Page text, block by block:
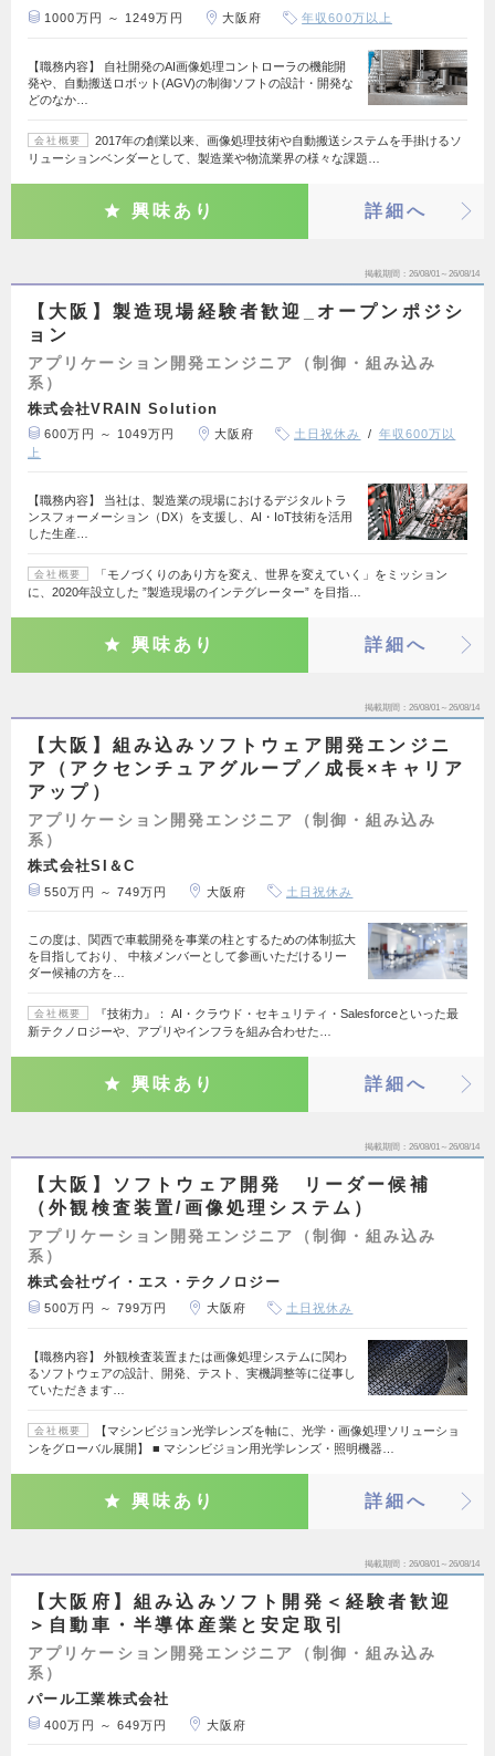
1000万円 ～ 1249万円 大阪府 年収600万以上
【職務内容】 自社開発のAI画像処理コントローラの機能開
発や、自動搬送ロボット(AGV)の制御ソフトの設計・開発な
どのなか…
会社概要
2017年の創業以来、画像処理技術や自動搬送システムを手掛けるソ
リューションベンダーとして、製造業や物流業界の様々な課題…
興味あり 詳細へ
掲載期間 26/08/01～26/08/14
【大阪】製造現場経験者歓迎_オープンポジシ
ョン
アプリケーション開発エンジニア（制御・組み込み
系）
株式会社VRAIN Solution
600万円 ～ 1049万円 大阪府 土日祝休み
年収600万以
上
【職務内容】 当社は、製造業の現場におけるデジタルトラ
ンスフォーメーション（DX）を支援し、AI・IoT技術を活用
した生産…
会社概要
「モノづくりのあり方を変え、世界を変えていく」をミッション
に、2020年設立した ”製造現場のインテグレーター” を目指…
興味あり 詳細へ
掲載期間 26/08/01～26/08/14
【大阪】組み込みソフトウェア開発エンジニ
ア（アクセンチュアグループ／成長×キャリア
アップ）
アプリケーション開発エンジニア（制御・組み込み
系）
株式会社SI＆C
550万円 ～ 749万円 大阪府 土日祝休み
この度は、関西で車載開発を事業の柱とするための体制拡大
を目指しており、 中核メンバーとして参画いただけるリー
ダー候補の方を…
会社概要
『技術力』： AI・クラウド・セキュリティ・Salesforceといった最
新テクノロジーや、アプリやインフラを組み合わせた…
興味あり 詳細へ
掲載期間 26/08/01～26/08/14
【大阪】ソフトウェア開発 リーダー候補
（外観検査装置/画像処理システム）
アプリケーション開発エンジニア（制御・組み込み
系）
株式会社ヴイ・エス・テクノロジー
500万円 ～ 799万円 大阪府 土日祝休み
【職務内容】 外観検査装置または画像処理システムに関わ
るソフトウェアの設計、開発、テスト、実機調整等に従事し
ていただきます…
会社概要
【マシンビジョン光学レンズを軸に、光学・画像処理ソリューショ
ンをグローバル展開】 ■ マシンビジョン用光学レンズ・照明機器…
興味あり 詳細へ
掲載期間 26/08/01～26/08/14
【大阪府】組み込みソフト開発＜経験者歓迎
＞自動車・半導体産業と安定取引
アプリケーション開発エンジニア（制御・組み込み
系）
パール工業株式会社
400万円 ～ 649万円 大阪府